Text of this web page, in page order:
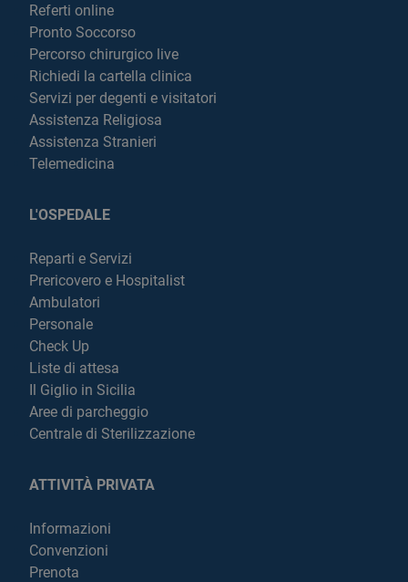
Referti online
Pronto Soccorso
Percorso chirurgico live
Richiedi la cartella clinica
Servizi per degenti e visitatori
Assistenza Religiosa
Assistenza Stranieri
Telemedicina
L'OSPEDALE
Reparti e Servizi
Prericovero e Hospitalist
Ambulatori
Personale
Check Up
Liste di attesa
Il Giglio in Sicilia
Aree di parcheggio
Centrale di Sterilizzazione
ATTIVITÀ PRIVATA
Informazioni
Convenzioni
Prenota